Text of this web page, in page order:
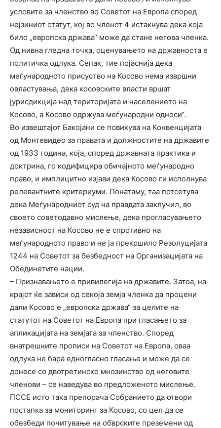
условите за членство во Советот на Европа според
нејзиниот статут, кој во членот 4 истакнува дека која
било „европска држава“ може да стане негова членка.
Од нивна гледна точка, оценувањето на државноста е
политичка одлука. Сепак, тие појаснија дека
меѓународното присуство на Косово нема извршни
овластувања, дека косовските власти вршат
јурисдикција над територијата и населението на
Косово, а Косово одржува меѓународни односи“.
Во извештајот Бакојани се повикува на Конвенцијата
од Монтевидео за правата и должностите на државите
од 1933 година, која, според државната практика и
доктрина, го кодифицира обичајното меѓународно
право, и имплицитно изјави дека Косово ги исполнува
релевантните критериуми. Понатаму, таа потсетува
дека Меѓународниот суд на правдата заклучил, во
своето советодавно мислење, дека прогласувањето
независност на Косово не е спротивно на
меѓународното право и не ја прекршило Резолуцијата
1244 на Советот за безбедност на Организацијата на
Обединетите нации.
– Признавањето е привилегија на државите. Затоа, на
крајот ќе зависи од секоја земја членка да процени
дали Косово е „европска држава“ за целите на
статутот на Советот на Европа при гласањето за
апликацијата на земјата за членство. Според
внатрешните прописи на Советот на Европа, оваа
одлука не бара едногласно гласање и може да се
донесе со двотретинско мнозинство од неговите
членови – се наведува во предложеното мислење.
ПССЕ исто така препорача Собранието да отвори
постапка за мониторинг за Косово, со цел да се
обезбеди почитување на обврските преземени од